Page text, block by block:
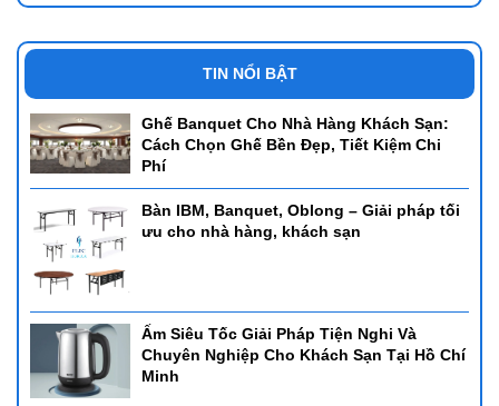
TIN NỔI BẬT
Ghế Banquet Cho Nhà Hàng Khách Sạn:
Cách Chọn Ghế Bền Đẹp, Tiết Kiệm Chi
Phí
Bàn IBM, Banquet, Oblong – Giải pháp tối
ưu cho nhà hàng, khách sạn
Ấm Siêu Tốc Giải Pháp Tiện Nghi Và
Chuyên Nghiệp Cho Khách Sạn Tại Hồ Chí
Minh